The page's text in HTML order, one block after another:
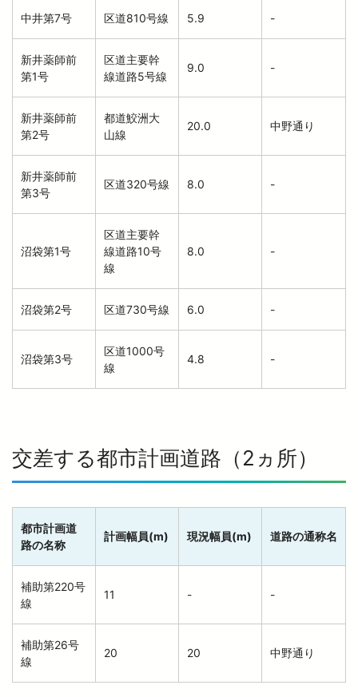
中井第7号 区道810号線 5.9 -
新井薬師前
第1号
区道主要幹
線道路5号線
9.0 -
新井薬師前
第2号
都道鮫洲大
山線
20.0 中野通り
新井薬師前
第3号
区道320号線 8.0 -
沼袋第1号
区道主要幹
線道路10号
線
8.0 -
沼袋第2号 区道730号線 6.0 -
沼袋第3号
区道1000号
線
4.8 -
交差する都市計画道路（2ヵ所）
都市計画道
路の名称
計画幅員(m) 現況幅員(m) 道路の通称名
補助第220号
線
11 - -
補助第26号
線
20 20 中野通り